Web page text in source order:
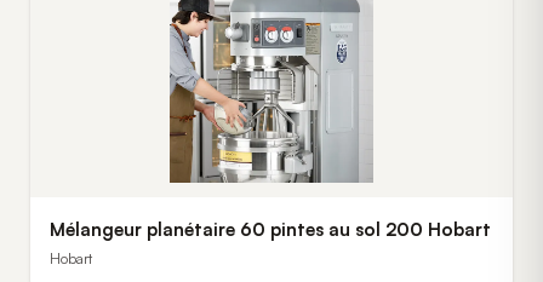
Mélangeur planétaire 60 pintes au sol 200 Hobart
Hobart